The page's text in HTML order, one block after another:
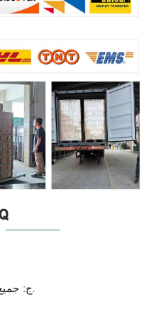
ج: جميع السلع لها ضمان لمدة سنة واحدة.